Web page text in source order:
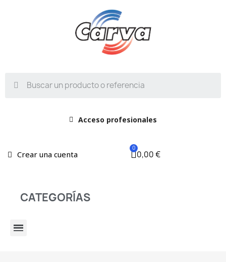
Acceso profesionales
Crear una cuenta 0,00 €
CATEGORÍAS